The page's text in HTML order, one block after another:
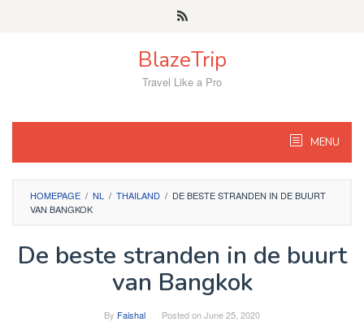
BlazeTrip
Travel Like a Pro
MENU
HOMEPAGE / NL / THAILAND / DE BESTE STRANDEN IN DE BUURT
VAN BANGKOK
De beste stranden in de buurt
van Bangkok
By Faishal Posted onJune 25, 2020